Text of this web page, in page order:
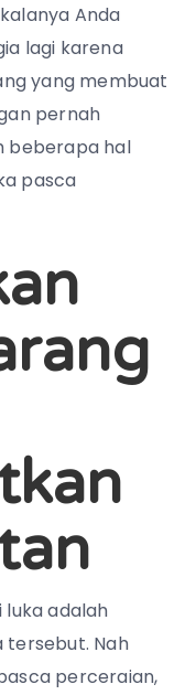
Anda
lagi karena
yang membuat
pernah
beberapa hal
pasca
adalah
tersebut. Nah
perceraian,